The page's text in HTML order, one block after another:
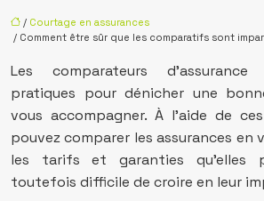
/ Courtage en assurances
/ Comment être sûr que les comparatifs sont
Les comparateurs
pratiques pour dénicher une
vous accompagner. À l’aide de
pouvez comparer les assurances en
les tarifs et garanties qu’elles
toutefois difficile de croire en leur